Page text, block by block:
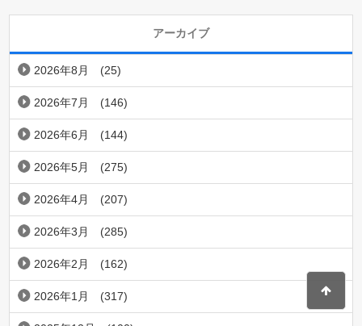
アーカイブ
2026年8月 (25)
2026年7月 (146)
2026年6月 (144)
2026年5月 (275)
2026年4月 (207)
2026年3月 (285)
2026年2月 (162)
2026年1月 (317)